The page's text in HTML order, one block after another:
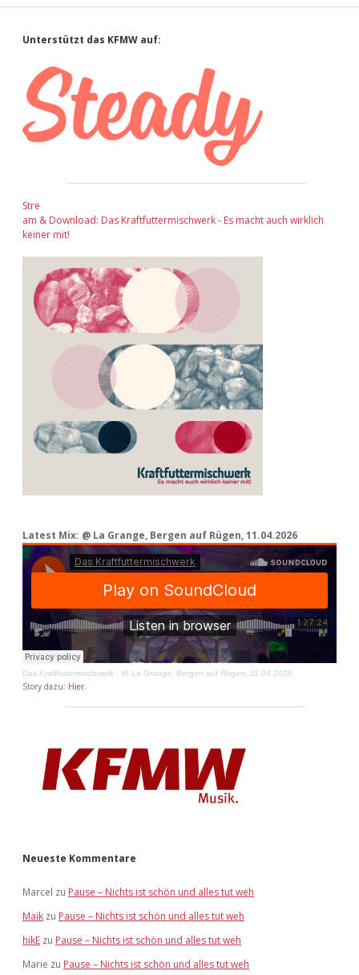
Sidebar
Unterstützt das KFMW auf:
Stre
am & Download: Das Kraftfuttermischwerk - Es macht auch wirklich
keiner mit!
Latest Mix: @ La Grange, Bergen auf Rügen, 11.04.2026
Das Kraftfuttermischwerk · @ La Grange, Bergen auf Rügen, 11.04.2026
Story dazu: Hier
Neueste Kommentare
Marcel zu Pause – Nichts ist schön und alles tut weh
Maik zu Pause – Nichts ist schön und alles tut weh
hikE zu Pause – Nichts ist schön und alles tut weh
Marie zu Pause – Nichts ist schön und alles tut weh